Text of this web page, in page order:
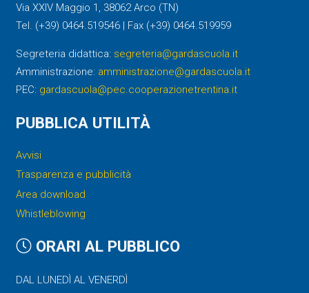
Via XXIV Maggio 1, 38062 Arco (TN)
Tel. (+39) 0464.519546 | Fax (+39) 0464.519959
Segreteria didattica: segreteria@gardascuola.it
Amministrazione: amministrazione@gardascuola.it
PEC: gardascuola@pec.cooperazionetrentina.it
PUBBLICA UTILITÀ
Avvisi
Trasparenza e pubblicità
Area download
Whistleblowing
ORARI AL PUBBLICO
DAL LUNEDÌ AL VENERDÌ